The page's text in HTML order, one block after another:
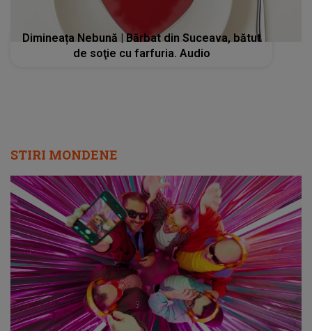
Dimineața Nebună | Bărbat din Suceava, bătut
de soţie cu farfuria. Audio
STIRI MONDENE